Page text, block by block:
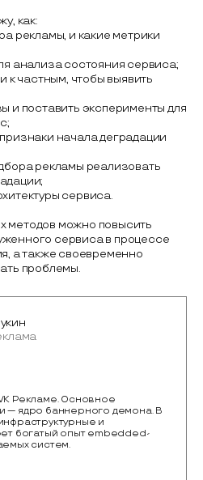
как:
рекламы, и какие метрики
анализа состояния сервиса;
к частным, чтобы выявить
и поставить эксперименты для
начала деградации
рекламы реализовать
сервиса.
методов можно повысить
сервиса в процессе
а также своевременно
проблемы.
Рекламе. Основное
— ядро баннерного демона. В
и
богатый опыт embedded-
систем.